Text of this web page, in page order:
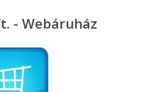
- Webáruház